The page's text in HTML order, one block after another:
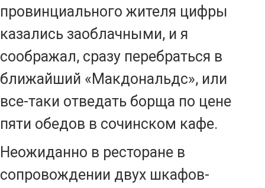
провинциального жителя цифры
казались заоблачными, и я
соображал, сразу перебраться в
ближайший «Макдональдс», или
все-таки отведать борща по цене
пяти обедов в сочинском кафе.
Неожиданно в ресторане в
сопровождении двух шкафов-